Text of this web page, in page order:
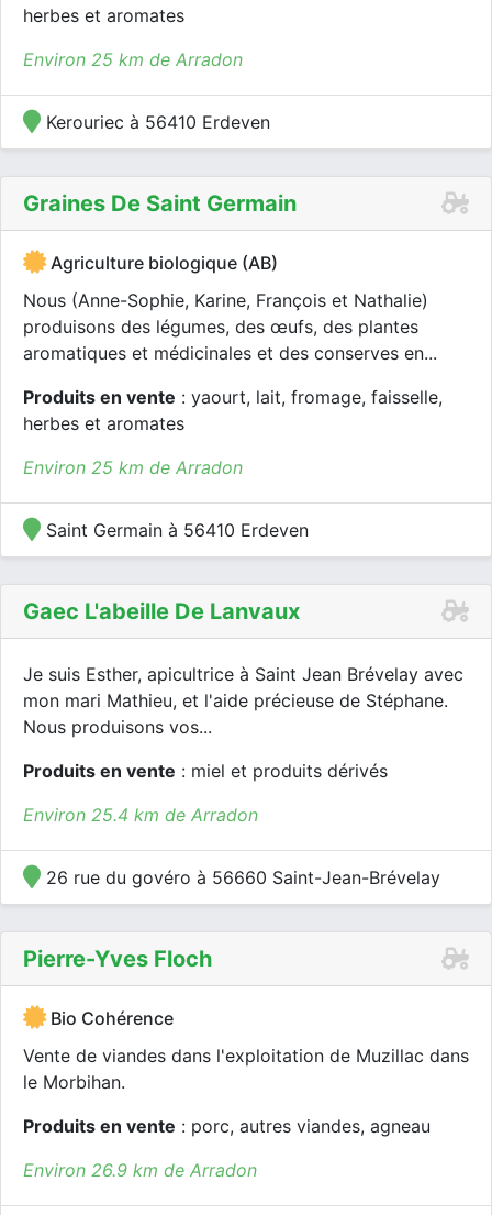
herbes et aromates
Environ 25 km de Arradon
Kerouriec à 56410 Erdeven
Graines De Saint Germain
Agriculture biologique (AB)
Nous (Anne-Sophie, Karine, François et Nathalie)
produisons des légumes, des œufs, des plantes
aromatiques et médicinales et des conserves en...
Produits en vente : yaourt, lait, fromage, faisselle,
herbes et aromates
Environ 25 km de Arradon
Saint Germain à 56410 Erdeven
Gaec L'abeille De Lanvaux
Je suis Esther, apicultrice à Saint Jean Brévelay avec
mon mari Mathieu, et l'aide précieuse de Stéphane.
Nous produisons vos...
Produits en vente : miel et produits dérivés
Environ 25.4 km de Arradon
26 rue du govéro à 56660 Saint-Jean-Brévelay
Pierre-Yves Floch
Bio Cohérence
Vente de viandes dans l'exploitation de Muzillac dans
le Morbihan.
Produits en vente : porc, autres viandes, agneau
Environ 26.9 km de Arradon